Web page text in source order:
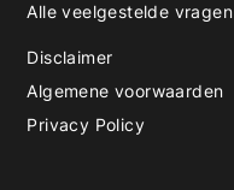
Alle veelgestelde vragen
Disclaimer
Algemene voorwaarden
Privacy Policy